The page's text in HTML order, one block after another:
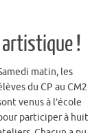
!
matin, les
du CP au CM2
venus à l’école
participer à huit